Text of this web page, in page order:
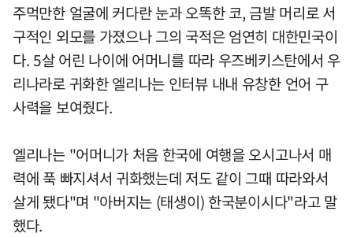
주먹만한 얼굴에 커다란 눈과 오똑한 코, 금발 머리로 서
구적인 외모를 가졌으나 그의 국적은 엄연히 대한민국이
다. 5살 어린 나이에 어머니를 따라 우즈베키스탄에서 우
리나라로 귀화한 엘리나는 인터뷰 내내 유창한 언어 구
사력을 보여줬다.
엘리나는 "어머니가 처음 한국에 여행을 오시고나서 매
력에 푹 빠지셔서 귀화했는데 저도 같이 그때 따라와서
살게 됐다"며 "아버지는 (태생이) 한국분이시다"라고 말
했다.